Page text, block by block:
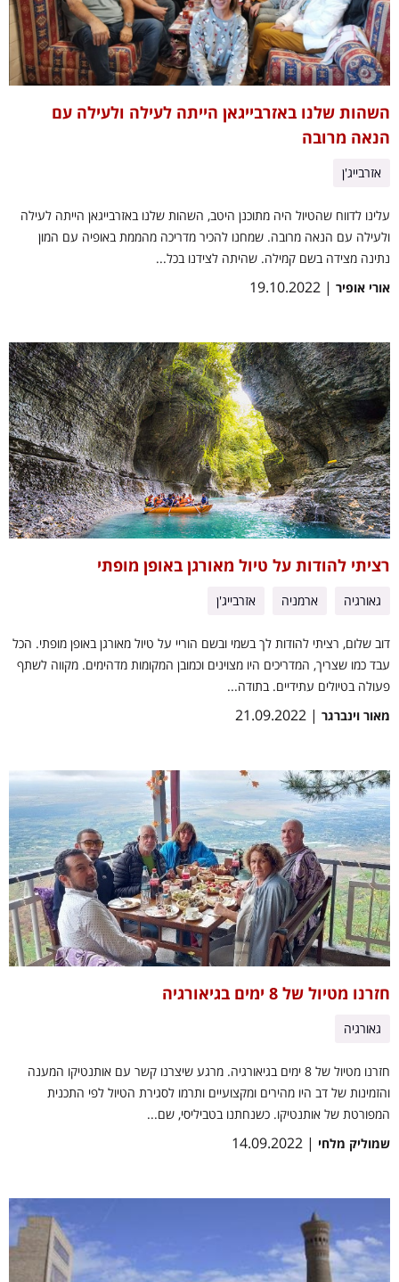
השהות שלנו באזרבייגאן הייתה לעילה ולעילה עם
הנאה מרובה
אזרבייג'ן
עלינו לדווח שהטיול היה מתוכנן היטב, השהות שלנו באזרבייגאן הייתה לעילה
ולעילה עם הנאה מרובה. שמחנו להכיר מדריכה מהממת באופיה עם המון
נתינה מצידה בשם קמילה. שהיתה לצידנו בכל...
אורי אופיר | 19.10.2022
רציתי להודות על טיול מאורגן באופן מופתי
גאורגיה ארמניה אזרבייג'ן
דוב שלום, רציתי להודות לך בשמי ובשם הוריי על טיול מאורגן באופן מופתי. הכל
עבד כמו שצריך, המדריכים היו מצוינים וכמובן המקומות מדהימים. מקווה לשתף
פעולה בטיולים עתידיים. בתודה...
מאור וינברגר | 21.09.2022
חזרנו מטיול של 8 ימים בגיאורגיה
גאורגיה
חזרנו מטיול של 8 ימים בגיאורגיה. מרגע שיצרנו קשר עם אותנטיקו המענה
והזמינות של דב היו מהירים ומקצועיים ותרמו לסגירת הטיול לפי התכנית
המפורטת של אותנטיקו. כשנחתנו בטביליסי, שם...
שמוליק מלחי | 14.09.2022